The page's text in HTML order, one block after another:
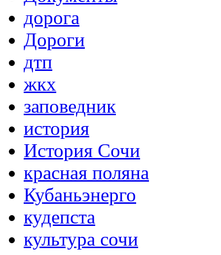
дорога
Дороги
дтп
жкх
заповедник
история
История Сочи
красная поляна
Кубаньэнерго
кудепста
культура сочи